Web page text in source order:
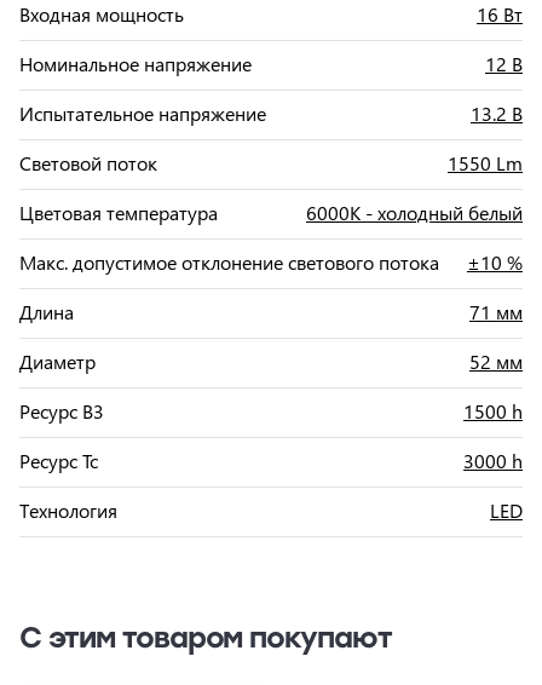
Входная мощность
16 Вт
Номинальное напряжение
12 В
Испытательное напряжение
13.2 В
Световой поток
1550 Lm
Цветовая температура
6000К - холодный белый
Макс. допустимое отклонение светового потока
±10 %
Длина
71 мм
Диаметр
52 мм
Ресурс B3
1500 h
Ресурс Tc
3000 h
Технология
LED
С этим товаром покупают